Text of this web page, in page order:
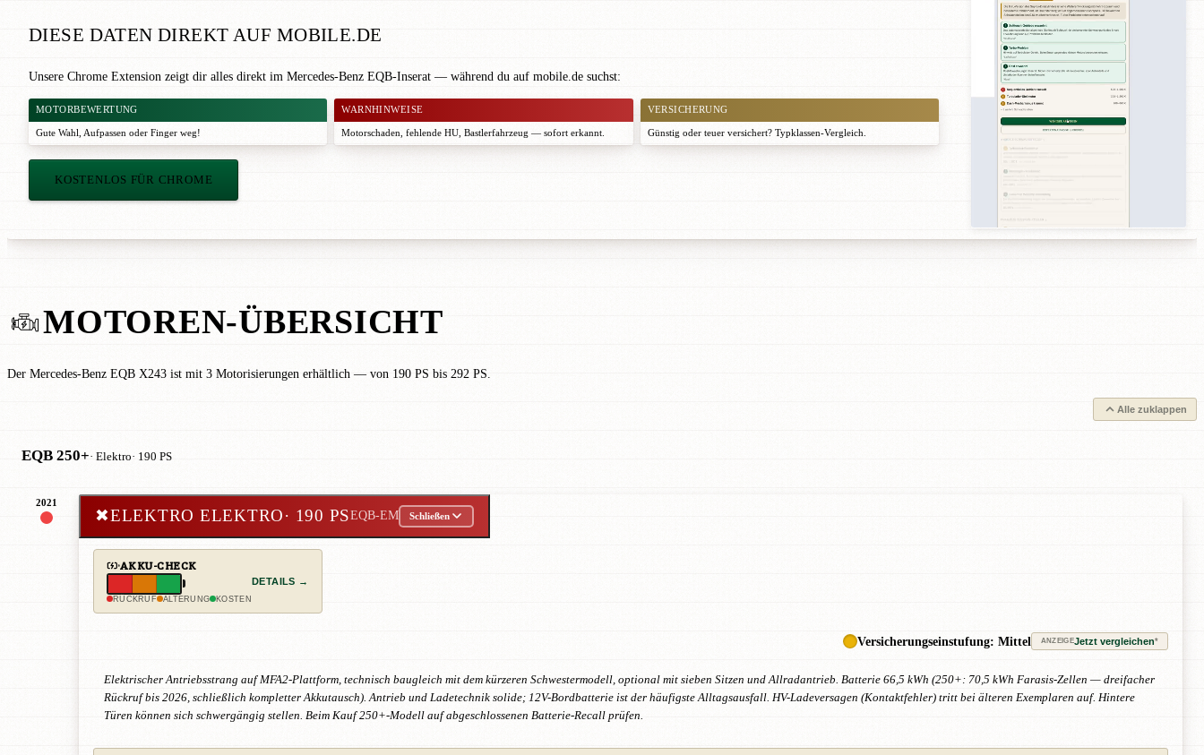
DIESE DATEN DIREKT AUF MOBILE.DE
Unsere Chrome Extension zeigt dir alles direkt im Mercedes-Benz EQB-Inserat — während du auf mobile.de suchst:
MOTORBEWERTUNG
Gute Wahl Aufpassen oder Finger weg!
WARNHINWEISE
Motorschaden, fehlende HU, Bastlerfahrzeug — sofort erkannt.
VERSICHERUNG
Günstig oder teuer versichert? Typklassen-Vergleich.
KOSTENLOS FÜR CHROME
MOTOREN-ÜBERSICHT
Der Mercedes-Benz EQB X243 ist mit 3 Motorisierungen erhältlich — von 190 PS bis 292 PS.
Alle zuklappen
EQB 250+· Elektro· 190 PS
2021
✖ELEKTRO ELEKTRO· 190 PSEQB-EM Schließen
AKKU-CHECK
RÜCKRUF ALTERUNG KOSTEN
DETAILS →
Versicherungseinstufung: Mittel ANZEIGEJetzt vergleichen*
Elektrischer Antriebsstrang auf MFA2-Plattform, technisch baugleich mit dem kürzeren Schwestermodell, optional mit sieben Sitzen und Allradantrieb. Batterie 66,5 kWh (250+: 70,5 kWh Farasis-Zellen — dreifacher
Rückruf bis 2026, schließlich kompletter Akkutausch). Antrieb und Ladetechnik solide; 12V-Bordbatterie ist der häufigste Alltagsausfall. HV-Ladeversagen (Kontaktfehler) tritt bei älteren Exemplaren auf. Hintere
Türen können sich schwergängig stellen. Beim Kauf 250+-Modell auf abgeschlossenen Batterie-Recall prüfen.